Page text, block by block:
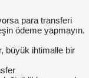
para transferi
ödeme yapmayın.
büyük ihtimalle bir